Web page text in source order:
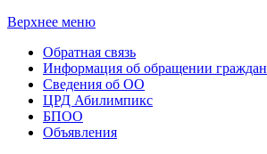
Верхнее меню
Обратная связь
Информация об обращении граждан
Сведения об ОО
ЦРД Абилимпикс
БПОО
Объявления